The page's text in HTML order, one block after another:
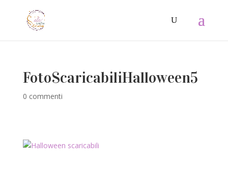
FotoScaricabiliHalloween5
0 commenti